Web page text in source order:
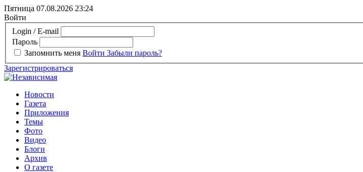
Пятница 07.08.2026 23:24
Войти
Login / E-mail
Пароль
Запомнить меня Войти Забыли пароль?
Зарегистрироваться
Новости
Газета
Приложения
Темы
Фото
Видео
Блоги
Архив
О газете